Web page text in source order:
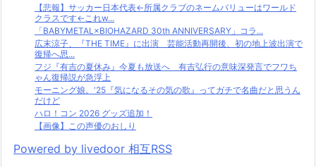
【悲報】サッカー日本代表←所属クラブのネームバリューはワールド
クラスです←これw...
「BABYMETAL×BIOHAZARD 30th ANNIVERSARY」コラ...
広末涼子、『THE TIME』に出演 芸能活動再開後、初の地上波出演で
復帰へ思...
フジ『有吉の夏休み』今夏も放送へ 有吉弘行の意味深発言でフワち
ゃん復帰説が急浮上
モーニング娘。'25『気になるその気の歌』ってガチで名曲だと思うん
だけど
ハロ！コン 2026 グッズ追加！
【画像】この声優のおしり
Powered by livedoor 相互RSS